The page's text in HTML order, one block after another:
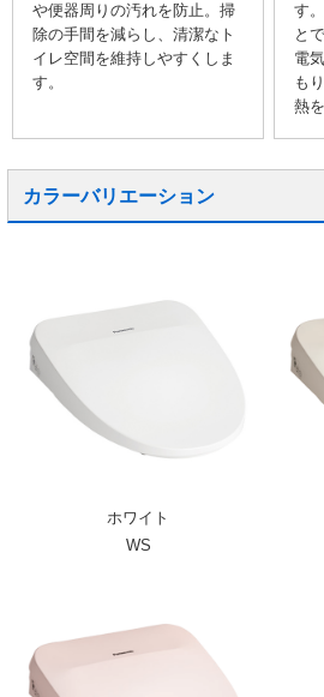
や便器周りの汚れを防止。掃
除の手間を減らし、清潔なト
イレ空間を維持しやすくしま
す。
す
と
電
も
熱
カラーバリエーション
ホワイト
WS